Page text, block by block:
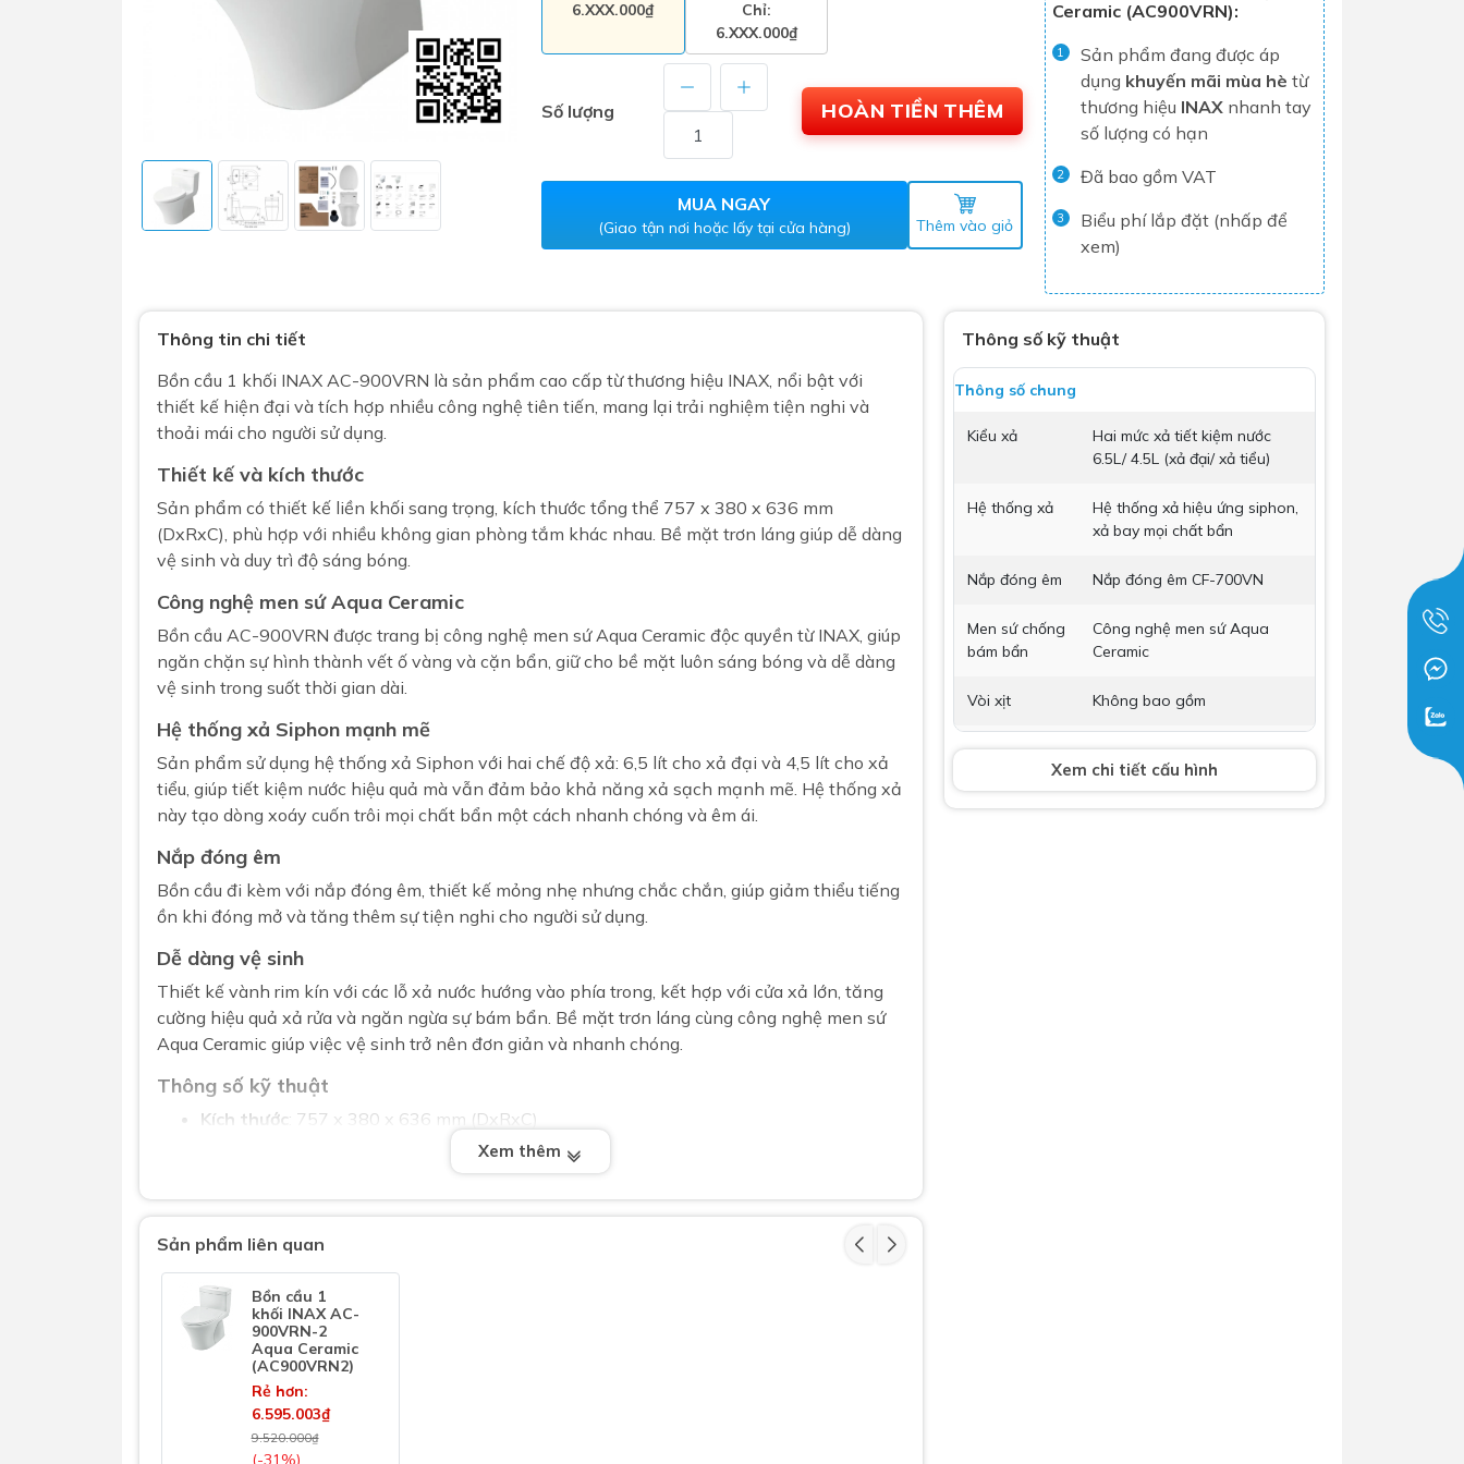
Máy nước nóng gián tiếp
Tủ lạnh
Máy rửa chén
Nồi chiên không dầu
Nồi cơm điện
Gia dụng
Nắp điện tử
Combo thiết bị vệ sinh Lộc Nghi lựa
Combo bồn cầu nhà trọ giá rẻ
Combo Máy nước nóng năng lượng
mặt trời
Dịch Vụ Lắp Đặt Thiết Bị Nhà Bếp
Lộc Nghi Cần Thơ – Chuyên
Nghiệp và Tận Tâm
Dịch Vụ Lắp Đặt Thiết Bị Ngành
Nước Lộc Nghi Cần Thơ – Chuyên
Nghiệp & Uy Tín
Dịch Vụ Lắp Đặt Sen Vòi và Phụ
Kiện Nhà Tắm Lộc Nghi Cần Thơ –
Dịch Vụ Lắp Đặt Bồn Cầu &
Lavabo Lộc Nghi Cần Thơ –
Chuyên Nghiệp & Tận Tâm
6.XXX.000₫
Chỉ:
6.XXX.000₫
Số lượng HOÀN TIỀN THÊM
MUA NGAY
(Giao tận nơi hoặc lấy tại cửa hàng) Thêm vào giỏ
Ceramic (AC900VRN):
1
Sản phẩm đang được áp
dụng khuyến mãi mùa hè từ
thương hiệu INAXnhanh tay
số lượng có hạn
2 Đã bao gồm VAT
3
Biểu phí lắp đặt (nhấp để
xem)
Thông số kỹ thuật
Thông số chung
Kiểu xả
Hai mức xả tiết kiệm nước
6.5L/ 4.5L (xả đại/ xả tiểu)
Hệ thống xả
Hệ thống xả hiệu ứng siphon,
xả bay mọi chất bẩn
Nắp đóng êm Nắp đóng êm CF-700VN
Men sứ chống
bám bẩn
Công nghệ men sứ Aqua
Ceramic
Vòi xịt Không bao gồm
T cầu Có
Kích thước 380 x 760 x 636 (mm) (RxDxC)
Xem chi tiết cấu hình
Thông tin chi tiết
Bồn cầu 1 khối INAX AC-900VRN là sản phẩm cao cấp từthương hiệu INAX, nổi bật với
thiết kế hiện đại và tích hợp nhiều công nghệ tiên tiến, mang lại trải nghiệm tiện nghi và
thoải mái cho người sử dụng.
Thiết kế và kích thước
Sản phẩm có thiết kế liền khối sang trọng, kích thước tổng thể 757 x 380 x 636 mm
(DxRxC), phù hợp với nhiều không gian phòng tắm khác nhau. Bề mặt trơn láng giúp dễ dàng
vệ sinh và duy trì độ sáng bóng.
Công nghệ men sứ Aqua Ceramic
Bồn cầu AC-900VRN được trang bị công nghệ men sứ Aqua Ceramic độc quyền từ INAX, giúp
ngăn chặn sự hình thành vết ố vàng và cặn bẩn, giữ cho bề mặt luôn sáng bóng và dễ dàng
vệ sinh trong suốt thời gian dài.
Hệ thống xả Siphon mạnh mẽ
Sản phẩm sử dụng hệ thống xả Siphon với hai chế độ xả: 6,5 lít cho xả đại và 4,5 lít cho xả
tiểu, giúp tiết kiệm nước hiệu quả mà vẫn đảm bảo khả năng xả sạch mạnh mẽ. Hệ thống xả
này tạo dòng xoáy cuốn trôi mọi chất bẩn một cách nhanh chóng và êm ái.
Nắp đóng êm
Bồn cầu đi kèm với nắp đóng êm, thiết kế mỏng nhẹ nhưng chắc chắn, giúp giảm thiểu tiếng
ồn khi đóng mở và tăng thêm sự tiện nghi cho người sử dụng.
Dễ dàng vệ sinh
Thiết kế vành rim kín với các lỗ xả nước hướng vào phía trong, kết hợp với cửa xả lớn, tăng
cường hiệu quả xả rửa và ngăn ngừa sự bám bẩn. Bề mặt trơn láng cùng công nghệ men sứ
Aqua Ceramic giúp việc vệ sinh trở nên đơn giản và nhanh chóng.
Thông số kỹ thuật
Kích thước: 757 x 380 x 636 mm (DxRxC)
Màu sắc: Trắng
Xuất xứ: Sản xuất tại Việt Nam theo công nghệ Nhật Bản
Với những ưu điểm về thiết kế, công nghệ và tính năng, bồn cầu 1 khối INAX AC-900VRN là
lựa chọn lý tưởng cho không gian phòng tắm hiện đại, mang lại sự tiện nghi và thoải mái cho
người sử dụng.
Câu hỏi thường gặp (FAQ) về bồn cầu 1 khối INAX AC-900VRN
1. Bồn cầu INAX AC-900VRN có tiết kiệm nước không?
Xem thêm
Sản phẩm liên quan
Bồn cầu 1
khối INAX AC-
900VRN-2
Aqua Ceramic
(AC900VRN2)
Rẻ hơn:
6.595.003₫
9.520.000₫
(-31%)